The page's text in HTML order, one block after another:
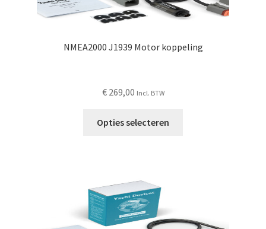
NMEA2000 J1939 Motor koppeling
€269,00 Incl. BTW
Opties selecteren
kan